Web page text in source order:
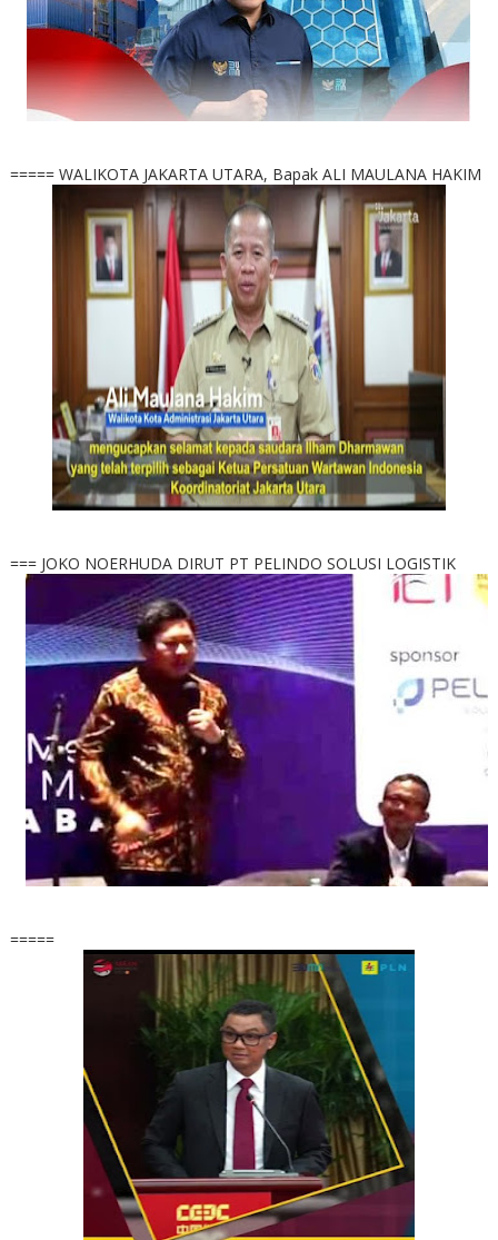
===== WALIKOTA JAKARTA UTARA, Bapak ALI MAULANA HAKIM
=== JOKO NOERHUDA DIRUT PT PELINDO SOLUSI LOGISTIK
=====